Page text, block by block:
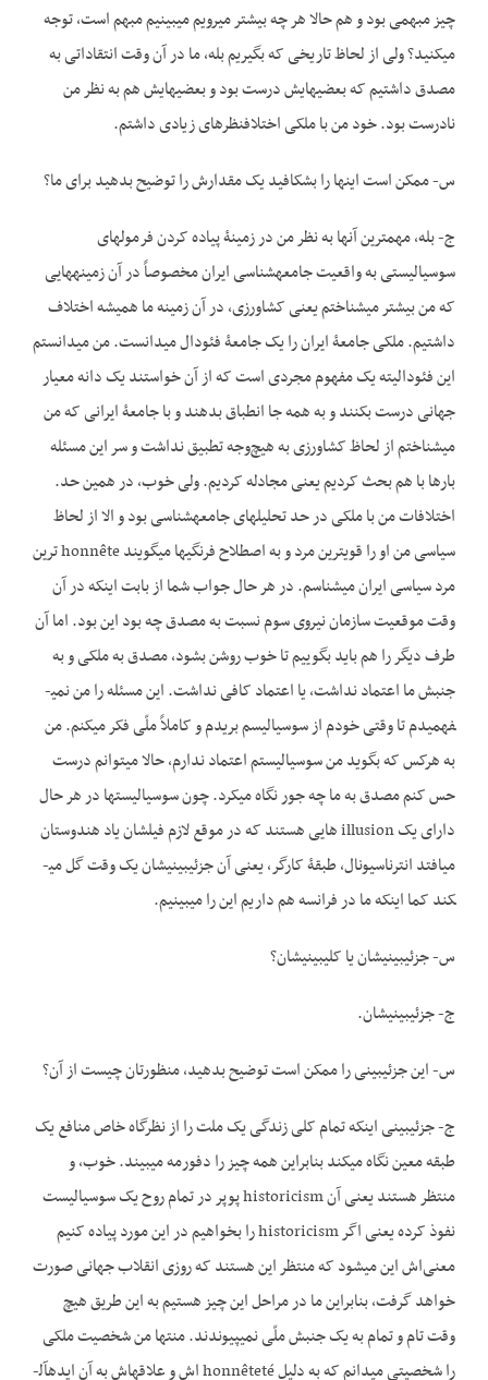
چیز مبهمی بود و هم حالا هر چه بیشتر می­رویم می­بینیم مبهم است، توجه
می­کنید؟ ولی از لحاظ تاریخی که بگیریم بله، ما در آن وقت انتقاداتی به
مصدق داشتیم که بعضی­هایش درست بود و بعضی­هایش هم به نظر من
نادرست بود. خود من با ملکی اختلاف­نظرهای زیادی داشتم.
س- ممکن است اینها را بشکافید یک مقدارش را توضیح بدهید برای ما؟
ج- بله، مهم­ترین آنها به نظر من در زمینۀ پیاده کردن فرمول­های
سوسیالیستی به واقعیت جامعه­شناسی ایران مخصوصاً در آن زمینه­هایی
که من بیشتر می­­شناختم یعنی کشاورزی، در آن زمینه ما همیشه اختلاف
داشتیم. ملکی جامعۀ ایران را یک جامعۀ فئودال می­دانست. من می­دانستم
این فئودالیته یک مفهوم مجردی است که از آن خواستند یک دانه معیار
جهانی درست بکنند و به همه جا انطباق بدهند و با جامعۀ ایرانی که من
می­شناختم از لحاظ کشاورزی به هیچ‌وجه تطبیق نداشت و سر این مسئله
بارها با هم بحث کردیم یعنی مجادله کردیم. ولی خوب، در همین حد.
اختلافات من با ملکی در حد تحلیل­های جامعه­­شناسی بود و الا از لحاظ
سیاسی من او را قوی­ترین مرد و به اصطلاح فرنگی­ها می­گویند honnête ترین
مرد سیاسی ایران می­شناسم. در هر حال جواب شما از بابت اینکه در آن
وقت موقعیت سازمان نیروی سوم نسبت به مصدق چه بود این بود. اما آن
طرف دیگر را هم باید بگوییم تا خوب روشن بشود، مصدق به ملکی و به
جنبش ما اعتماد نداشت، یا اعتماد کافی نداشت. این مسئله را من نمی­
فهمیدم تا وقتی خودم از سوسیالیسم بریدم و کاملاً ملّی فکر می­کنم. من
به هرکس که بگوید من سوسیالیستم اعتماد ندارم، حالا می­توانم درست
حس کنم مصدق به ما چه جور نگاه می­کرد. چون سوسیالیست­ها در هر حال
دارای یک illusion هایی هستند که در موقع لازم فیلشان یاد هندوستان
می­افتد انترناسیونال، طبقۀ کارگر، یعنی آن جزئی­بینیشان یک وقت گل می­
کند کما اینکه ما در فرانسه هم داریم این را می­بینیم.
س- جزئی­بینیشان یا کلی­بینیشان؟
ج- جزئی­بینیشان.
س- این جزئی­بینی را ممکن است توضیح بدهید، منظورتان چیست از آن؟
ج- جزئی­بینی اینکه تمام کلی زندگی یک ملت را از نظرگاه خاص منافع یک
طبقه معین نگاه می­کند بنابراین همه چیز را دفورمه می­بیند. خوب، و
منتظر هستند یعنی آن historicism پوپر در تمام روح یک سوسیالیست
نفوذ کرده یعنی اگر historicism را بخواهیم در این مورد پیاده کنیم
معنی‌اش این می­شود که منتظر این هستند که روزی انقلاب جهانی صورت
خواهد گرفت، بنابراین ما در مراحل این چیز هستیم به این طریق هیچ
وقت تام و تمام به یک جنبش ملّی نمی­پیوندند. منتها من شخصیت ملکی
را شخصیتی می­دانم که به دلیل honnêteté اش و علاقه­اش به آن ایده­آل­